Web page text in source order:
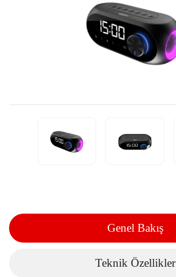
Genel Bakış
Teknik Özellikler